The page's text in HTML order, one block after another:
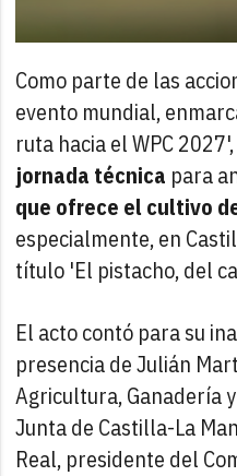
Como parte de las
evento mundial,
ruta hacia el WPC
jornada técnica para
que ofrece el cultivo
especialmente, en
título 'El pistacho, del
El acto contó para su
presencia de Julián
Agricultura, Ganadería
Junta de Castilla-La
Real, presidente del